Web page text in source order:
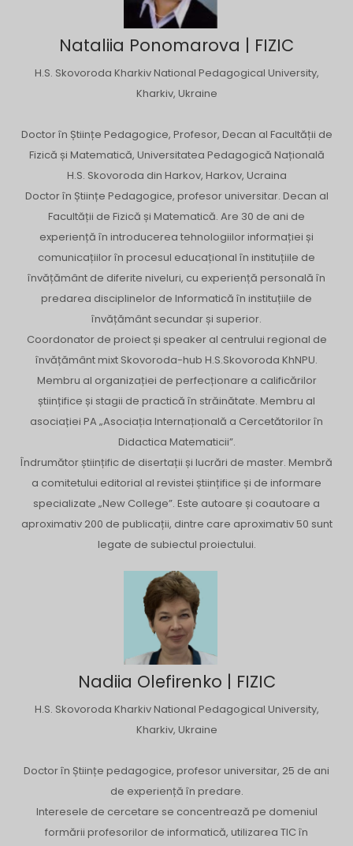
Nataliia Ponomarova | FIZIC
H.S. Skovoroda Kharkiv National Pedagogical University,
Kharkiv, Ukraine
Doctor în Științe Pedagogice, Profesor, Decan al Facultății de
Fizică și Matematică, Universitatea Pedagogică Națională
H.S. Skovoroda din Harkov, Harkov, Ucraina
Doctor în Științe Pedagogice, profesor universitar. Decan al
Facultății de Fizică și Matematică. Are 30 de ani de
experiență în introducerea tehnologiilor informației și
comunicațiilor în procesul educațional în instituțiile de
învățământ de diferite niveluri, cu experiență personală în
predarea disciplinelor de Informatică în instituțiile de
învățământ secundar și superior.
Coordonator de proiect și speaker al centrului regional de
învățământ mixt Skovoroda-hub H.S.Skovoroda KhNPU.
Membru al organizației de perfecționare a calificărilor
științifice și stagii de practică în străinătate. Membru al
asociației PA „Asociația Internațională a Cercetătorilor în
Didactica Matematicii”.
Îndrumător științific de disertații și lucrări de master. Membră
a comitetului editorial al revistei științifice și de informare
specializate „New College”. Este autoare și coautoare a
aproximativ 200 de publicații, dintre care aproximativ 50 sunt
legate de subiectul proiectului.
Nadiia Olefirenko | FIZIC
H.S. Skovoroda Kharkiv National Pedagogical University,
Kharkiv, Ukraine
Doctor în Științe pedagogice, profesor universitar, 25 de ani
de experiență în predare.
Interesele de cercetare se concentrează pe domeniul
formării profesorilor de informatică, utilizarea TIC în